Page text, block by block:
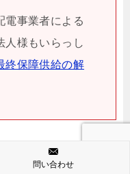
電事業者による
人様もいらっし
終保障供給の解
替えを承っていま
問い合わせ